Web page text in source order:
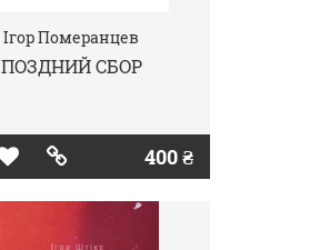
Ігор Померанцев
ПОЗДНИЙ СБОР
400 ₴